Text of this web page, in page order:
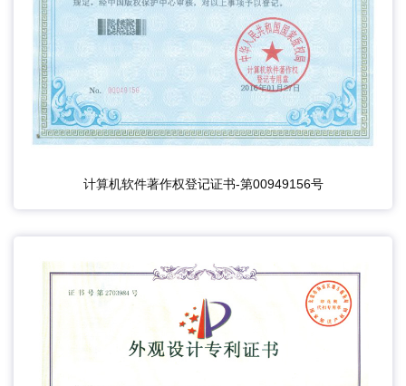
计算机软件著作权登记证书-第00949156号